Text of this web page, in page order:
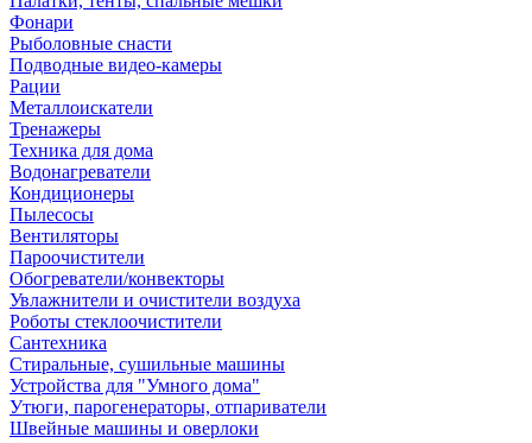
Фонари
Рыболовные снасти
Подводные видео-камеры
Рации
Металлоискатели
Тренажеры
Техника для дома
Водонагреватели
Кондиционеры
Пылесосы
Вентиляторы
Пароочистители
Обогреватели/конвекторы
Увлажнители и очистители воздуха
Роботы стеклоочистители
Сантехника
Стиральные, сушильные машины
Устройства для "Умного дома"
Утюги, парогенераторы, отпариватели
Швейные машины и оверлоки